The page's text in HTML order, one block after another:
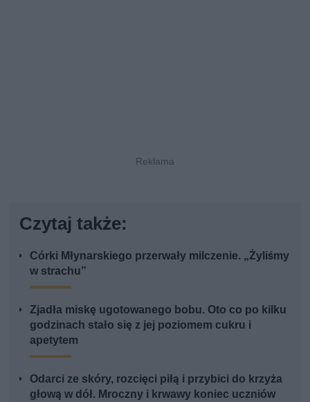
Czytaj także:
Córki Młynarskiego przerwały milczenie. „Żyliśmy
w strachu”
Zjadła miskę ugotowanego bobu. Oto co po kilku
godzinach stało się z jej poziomem cukru i
apetytem
Odarci ze skóry, rozcięci piłą i przybici do krzyża
głową w dół. Mroczny i krwawy koniec uczniów